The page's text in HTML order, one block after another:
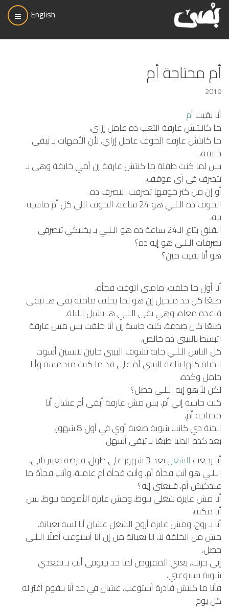
English
أم محتاجة أم
2019
أنا بقيتأم
ما كانـتـش عارفة التعب ده عامل إزاي،
ما كانتش عارفة الخوف عامل إزاي، لأن الأمهات بـ تبقى
خايفة،
بس لما كنت طفلة ما كنتش عارفة إن أمي خايفة وهي بـ
تتصرف في أي موقف،
أو إن من كتر خوفها تصرفت التصرف ده.
الخوف ده الـلـي هو 24 ساعة، الخوف اللي كل أم ماشية
بيه،
القلق بتاع الـ24 ساعة ده هو الـلـي بـ يخليكي تتصرفي
تصرفات الـلـي هو إيه ده؟
هو أنا بقيت مين؟
أنا أول ما خلفت، مامتي اتوفت فجأة،
طبعًا كل حد متخيل إن هو لما يخلف مامته بقى هـ تبقى
قاعدة معاه، وهي بقى الـلـي هـ تشيل الليلة.
طبعًا كان صدمة، كنت حاسة إن أنا خلفت بس مش عارفة
اتبسط بالبيبي ده خالص،
كل الناس الـلـي جاية تشوف البيبي جايين لابسين أسود،
الحياة كلها بتاعة البيبي آه على قد ما كنت متحمسة وأنا
حامل وكده،
لكن لأ هو إيه الـلـي حصل؟
كنت حاسة إني أم، بس مش عارفة أبقى أم عشان أنا
محتاجة أم،
الحتة دي كانت شوية صعبة أوي في أول 8 شهور،
بعد كده الدنيا طبعًا بـ تبقى أسهل.
أنا رجعت الشغلبعد 3 شهور على طول، فبرضه تغيير تاني،
الـلـي هو أنتِ فجأة أم، وأنتِ فجأة أم عاملة، وأنتِ فجأة ما
عندكيش أم، فـيعني إيه؟
أنا مش عايزة شغلي يبوظ، ومش عايزة الأمومة تبوظ، بس
أنا مكنة،
أنا بـ روح، ومش عايزة أروح الشغل عشان أنا لسه تعبانة،
مش من الخلفة لأ، أنا تعبانة من إن أنا أستوعب أصلًا الـلـي
حصل،
إني حزنت، يعني المفروض لما حد بيتوفى أنتِ بـ تقعدي
شوية تستوعبي،
فأنا ما كنتش قادرة أستوعب، عشان في حد أنا بـقوم أغيَّر له
كل يوم.